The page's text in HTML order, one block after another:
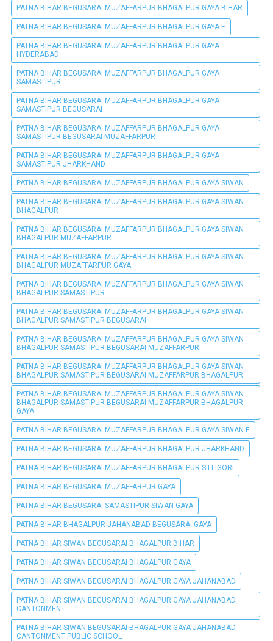
PATNA BIHAR BEGUSARAI MUZAFFARPUR BHAGALPUR GAYA BIHAR
PATNA BIHAR BEGUSARAI MUZAFFARPUR BHAGALPUR GAYA E
PATNA BIHAR BEGUSARAI MUZAFFARPUR BHAGALPUR GAYA
HYDERABAD
PATNA BIHAR BEGUSARAI MUZAFFARPUR BHAGALPUR GAYA
SAMASTIPUR
PATNA BIHAR BEGUSARAI MUZAFFARPUR BHAGALPUR GAYA
SAMASTIPUR BEGUSARAI
PATNA BIHAR BEGUSARAI MUZAFFARPUR BHAGALPUR GAYA
SAMASTIPUR BEGUSARAI MUZAFFARPUR
PATNA BIHAR BEGUSARAI MUZAFFARPUR BHAGALPUR GAYA
SAMASTIPUR JHARKHAND
PATNA BIHAR BEGUSARAI MUZAFFARPUR BHAGALPUR GAYA SIWAN
PATNA BIHAR BEGUSARAI MUZAFFARPUR BHAGALPUR GAYA SIWAN
BHAGALPUR
PATNA BIHAR BEGUSARAI MUZAFFARPUR BHAGALPUR GAYA SIWAN
BHAGALPUR MUZAFFARPUR
PATNA BIHAR BEGUSARAI MUZAFFARPUR BHAGALPUR GAYA SIWAN
BHAGALPUR MUZAFFARPUR GAYA
PATNA BIHAR BEGUSARAI MUZAFFARPUR BHAGALPUR GAYA SIWAN
BHAGALPUR SAMASTIPUR
PATNA BIHAR BEGUSARAI MUZAFFARPUR BHAGALPUR GAYA SIWAN
BHAGALPUR SAMASTIPUR BEGUSARAI
PATNA BIHAR BEGUSARAI MUZAFFARPUR BHAGALPUR GAYA SIWAN
BHAGALPUR SAMASTIPUR BEGUSARAI MUZAFFARPUR
PATNA BIHAR BEGUSARAI MUZAFFARPUR BHAGALPUR GAYA SIWAN
BHAGALPUR SAMASTIPUR BEGUSARAI MUZAFFARPUR BHAGALPUR
PATNA BIHAR BEGUSARAI MUZAFFARPUR BHAGALPUR GAYA SIWAN
BHAGALPUR SAMASTIPUR BEGUSARAI MUZAFFARPUR BHAGALPUR
GAYA
PATNA BIHAR BEGUSARAI MUZAFFARPUR BHAGALPUR GAYA SIWAN E
PATNA BIHAR BEGUSARAI MUZAFFARPUR BHAGALPUR JHARKHAND
PATNA BIHAR BEGUSARAI MUZAFFARPUR BHAGALPUR SILLIGORI
PATNA BIHAR BEGUSARAI MUZAFFARPUR GAYA
PATNA BIHAR BEGUSARAI SAMASTIPUR SIWAN GAYA
PATNA BIHAR BHAGALPUR JAHANABAD BEGUSARAI GAYA
PATNA BIHAR SIWAN BEGUSARAI BHAGALPUR BIHAR
PATNA BIHAR SIWAN BEGUSARAI BHAGALPUR GAYA
PATNA BIHAR SIWAN BEGUSARAI BHAGALPUR GAYA JAHANABAD
PATNA BIHAR SIWAN BEGUSARAI BHAGALPUR GAYA JAHANABAD
CANTONMENT
PATNA BIHAR SIWAN BEGUSARAI BHAGALPUR GAYA JAHANABAD
CANTONMENT PUBLIC SCHOOL